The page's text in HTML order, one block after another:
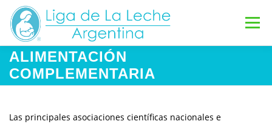
Saltar
contenido
Menú
INICIO GRUPOS DE APOYO
INFORMACIÓN DE LACTANCIA
ALIMENTACIÓN
COMPLEMENTARIA
Las principales asociaciones científicas nacionales e